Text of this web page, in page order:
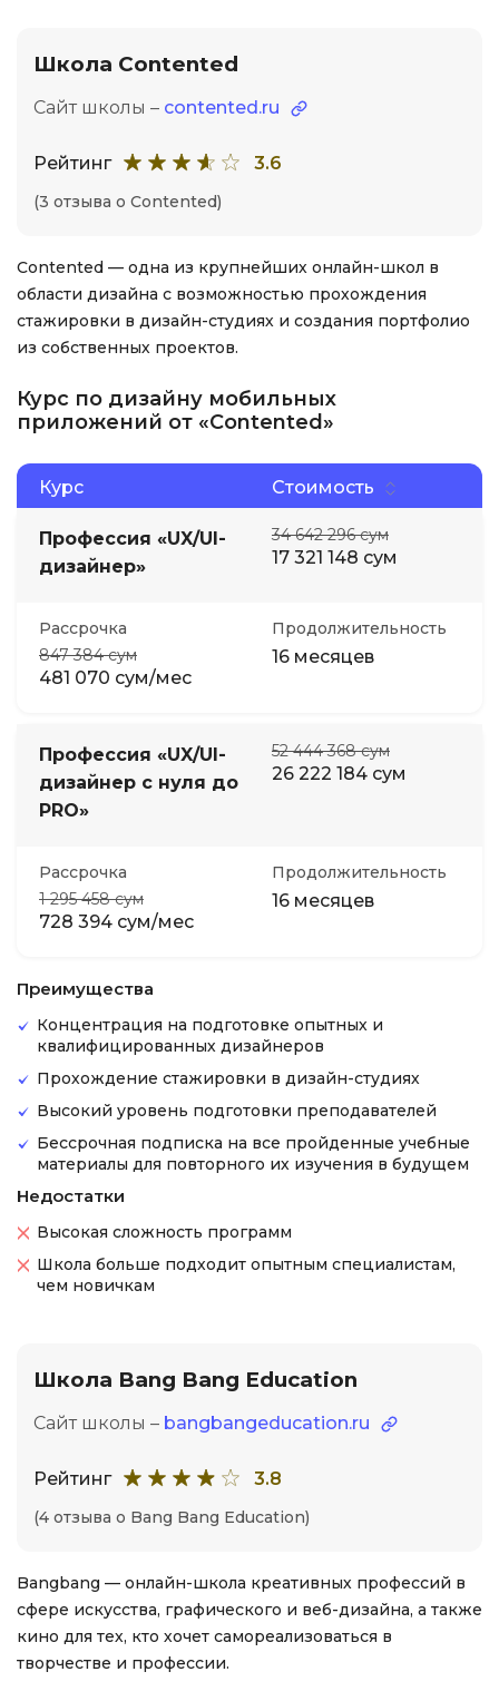
Школа Contented
Сайт школы – contented.ru
Рейтинг 3.6
(3 отзыва о Contented)
Contented — одна из крупнейших онлайн-школ в
области дизайна с возможностью прохождения
стажировки в дизайн-студиях и создания портфолио
из собственных проектов.
Курс по дизайну мобильных
приложений от «Contented»
Курс Стоимость
Профессия «UX/UI-
дизайнер»
34 642 296 сум
17 321 148 сум
Рассрочка
847 384 сум
481 070 сум/мес
Продолжительность
16 месяцев
Профессия «UX/UI-
дизайнер с нуля до
PRO»
52 444 368 сум
26 222 184 сум
Рассрочка
1 295 458 сум
728 394 сум/мес
Продолжительность
16 месяцев
Преимущества
Концентрация на подготовке опытных и
квалифицированных дизайнеров
Прохождение стажировки в дизайн-студиях
Высокий уровень подготовки преподавателей
Бессрочная подписка на все пройденные учебные
материалы для повторного их изучения в будущем
Недостатки
Высокая сложность программ
Школа больше подходит опытным специалистам,
чем новичкам
Школа Bang Bang Education
Сайт школы – bangbangeducation.ru
Рейтинг 3.8
(4 отзыва о Bang Bang Education)
Bangbang — онлайн-школа креативных профессий в
сфере искусства, графического и веб-дизайна, а также
кино для тех, кто хочет самореализоваться в
творчестве и профессии.